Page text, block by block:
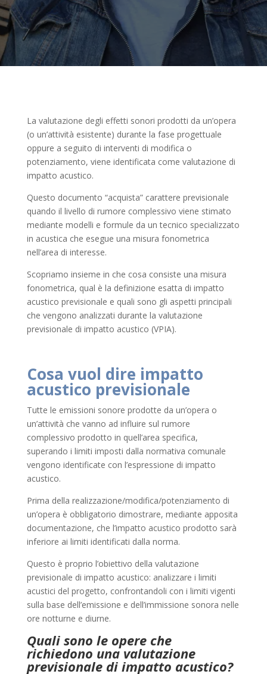
La valutazione degli effetti sonori prodotti da un’opera
(o un’attività esistente) durante la fase progettuale
oppure a seguito di interventi di modifica o
potenziamento, viene identificata come valutazione di
impatto acustico.
Questo documento “acquista” carattere previsionale
quando il livello di rumore complessivo viene stimato
mediante modelli e formule da un tecnico specializzato
in acustica che esegue una misura fonometrica
nell’area di interesse.
Scopriamo insieme in che cosa consiste una misura
fonometrica, qual è la definizione esatta di impatto
acustico previsionale e quali sono gli aspetti principali
che vengono analizzati durante la valutazione
previsionale di impatto acustico (VPIA).
Cosa vuol dire impatto
acustico previsionale
Tutte le emissioni sonore prodotte da un’opera o
un’attività che vanno ad influire sul rumore
complessivo prodotto in quell’area specifica,
superando i limiti imposti dalla normativa comunale
vengono identificate con l’espressione di impatto
acustico.
Prima della realizzazione/modifica/potenziamento di
un’opera è obbligatorio dimostrare, mediante apposita
documentazione, che l’impatto acustico prodotto sarà
inferiore ai limiti identificati dalla norma.
Questo è proprio l’obiettivo della valutazione
previsionale di impatto acustico: analizzare i limiti
acustici del progetto, confrontandoli con i limiti vigenti
sulla base dell’emissione e dell’immissione sonora nelle
ore notturne e diurne.
Quali sono le opere che
richiedono una valutazione
previsionale di impatto acustico?